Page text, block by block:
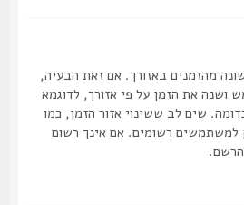
מהזמנים באזורך. אם זאת הבעיה,
את הזמן על פי אזורך, לדוגמא
שים לב ששינוי אזור הזמן, כמו
רשומים. אם אינך רשום